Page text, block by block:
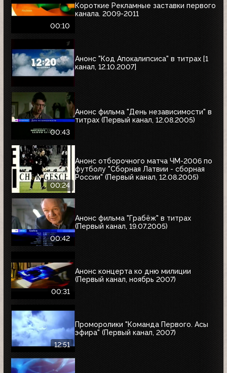
00:10
Короткие Рекламные заставки первого
канала. 2009-2011
Анонс "Код Апокалипсиса" в титрах [1
канал, 12.10.2007]
00:43
Анонс фильма "День независимости" в
титрах (Первый канал, 12.08.2005)
00:24
Анонс отборочного матча ЧМ-2006 по
футболу "Сборная Латвии - сборная
России" (Первый канал, 12.08.2005)
00:42
Анонс фильма "Грабёж" в титрах
(Первый канал, 19.07.2005)
00:31
Анонс концерта ко дню милиции
(Первый канал, ноябрь 2007)
12:51
Проморолики "Команда Первого. Асы
эфира" (Первый канал, 2007)